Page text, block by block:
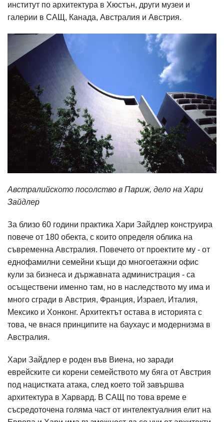
институт по архитектура в Хюстън, други музеи и
галерии в САЩ, Канада, Австралия и Австрия.
Австралийското посолство в Париж, дело на Хари
Зайдлер
За близо 60 години практика Хари Зайдлер конструира
повече от 180 обекта, с които определя облика на
съвременна Австралия. Повечето от проектите му - от
еднофамилни семейни къщи до многоетажни офис
кули за бизнеса и държавната администрация - са
осъществени именно там, но в наследството му има и
много сгради в Австрия, Франция, Израел, Италия,
Мексико и Хонконг. Архитектът остава в историята с
това, че внася принципите на баухаус и модернизма в
Австралия.
Хари Зайдлер е роден във Виена, но заради
еврейските си корени семейството му бяга от Австрия
под нацистката атака, след което той завършва
архитектура в Харвард. В САЩ по това време е
съсредоточена голяма част от интелектуалния елит на